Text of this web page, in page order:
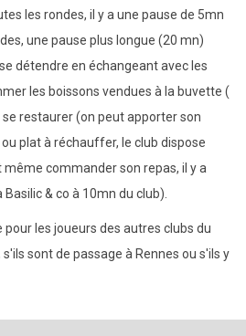
les rondes, il y a une pause de 5mn
une pause plus longue (20 mn)
détendre en échangeant avec les
les boissons vendues à la buvette (
restaurer (on peut apporter son
plat à réchauffer, le club dispose
commander son repas, il y a
& co à 10mn du club).
les joueurs des autres clubs du
sont de passage à Rennes ou s'ils y